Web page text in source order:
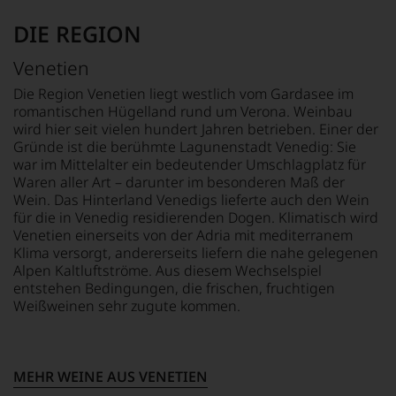
zu
Unsere
Bewertungen
spiegeln
das
Ergebnis
unserer
Expertenrunde
wider.
Bitte
beachten
Sie
auch
unsere
untenstehenden
Erläuterungen,
dank
unserer
DIE REGION
Venetien
Die Region Venetien liegt westlich vom Gardasee im
romantischen Hügelland rund um Verona. Weinbau
wird hier seit vielen hundert Jahren betrieben. Einer der
Gründe ist die berühmte Lagunenstadt Venedig: Sie
war im Mittelalter ein bedeutender Umschlagplatz für
Waren aller Art – darunter im besonderen Maß der
Wein. Das Hinterland Venedigs lieferte auch den Wein
für die in Venedig residierenden Dogen. Klimatisch wird
Venetien einerseits von der Adria mit mediterranem
Klima versorgt, andererseits liefern die nahe gelegenen
Alpen Kaltluftströme. Aus diesem Wechselspiel
entstehen Bedingungen, die frischen, fruchtigen
Weißweinen sehr zugute kommen.
MEHR WEINE AUS VENETIEN